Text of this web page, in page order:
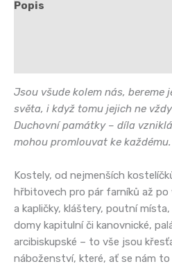
Popis
Jsou všude kolem nás, bereme
světa, i když tomu jejich ne
Duchovní památky – díla
mohou promlouvat ke
Kostely, od nejmenších
hřbitovech pro pár farníků až po
a kapličky, kláštery, poutní
domy kapitulní či kanovnické,
arcibiskupské – to vše jsou
náboženství, které, ať se nám